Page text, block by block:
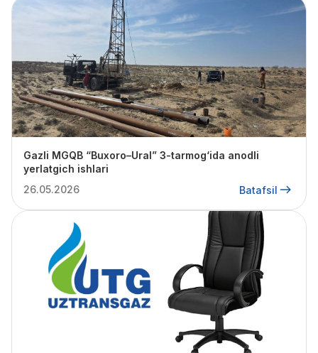
Gazli MGQB “Buxoro–Ural” 3-tarmog‘ida anodli
yerlatgich ishlari
26.05.2026
Batafsil